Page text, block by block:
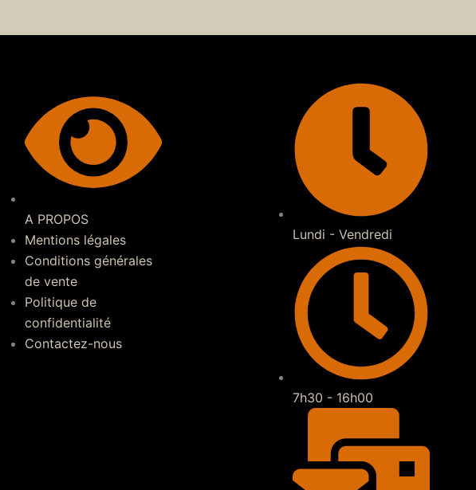
A PROPOS
Mentions légales
Conditions générales
de vente
Politique de
confidentialité
Contactez-nous
Lundi - Vendredi
7h30 - 16h00